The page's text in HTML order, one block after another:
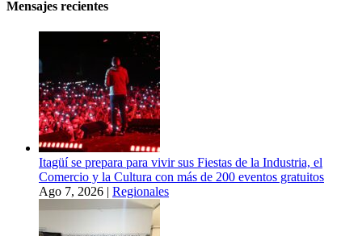
Mensajes recientes
Itagüí se prepara para vivir sus Fiestas de la Industria, el
Comercio y la Cultura con más de 200 eventos gratuitos
Ago 7, 2026 | Regionales